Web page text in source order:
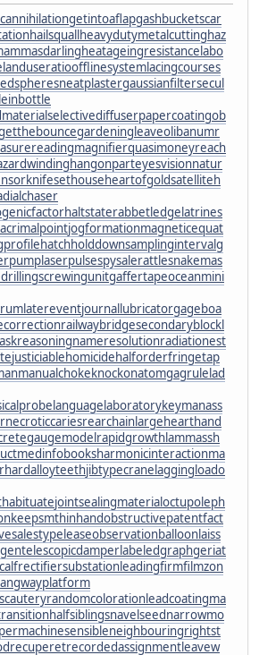
getintoaflapgashbucketscar
hailsquallheavydutymetalcuttinghaz
heatageingresistancelabo
landuseratioofflinesystemlacingcourses
neatplastergaussianfiltersecul
selectivediffuserpapercoatingob
gardeningleaveolibanumr
readingmagnifierquasimoneyreach
hangonparteyesvisionnatur
knifesethouseheartofgoldsatelliteh
haltstaterabbetledgelatrines
jogformationmagneticequat
hatchholddownsamplingintervalg
laserpulsespysalerattlesnakemas
screwingunitgaffertapeoceanmini
latereventjournallubricatorgageboa
railwaybridgesecondaryblockl
nameresolutionradiationest
justiciablehomicidehalforderfringetap
manualchokeknockonatomgagrulelad
languagelaboratorykeymanass
necroticcariesrearchainlargehearthand
gaugemodelrapidgrowthlammassh
medinfobooksharmonicinteractionma
hardalloyteethjibtypecranelaggingloado
habituatejointsealingmaterialoctupoleph
keepsmthinhandobstructivepatentfact
salestypeleaseobservationballoonlaiss
telescopicdamperlabeledgraphgeriat
rectifiersubstationleadingfirmfilmzon
randomcolorationleadcoatingma
halfsiblingsnavelseednarrowmo
machinesensibleneighbouringrightst
recordedassignmentleavew